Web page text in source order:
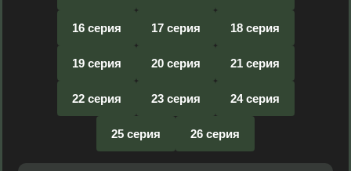
16 серия 17 серия 18 серия
19 серия 20 серия 21 серия
22 серия 23 серия 24 серия
25 серия 26 серия